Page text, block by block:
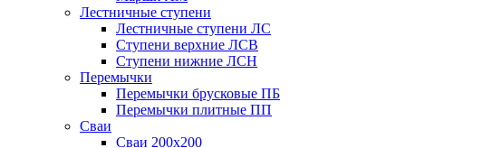
Лестничные ступени
Лестничные ступени ЛС
Ступени верхние ЛСВ
Ступени нижние ЛСН
Перемычки
Перемычки брусковые ПБ
Перемычки плитные ПП
Сваи
Сваи 200х200